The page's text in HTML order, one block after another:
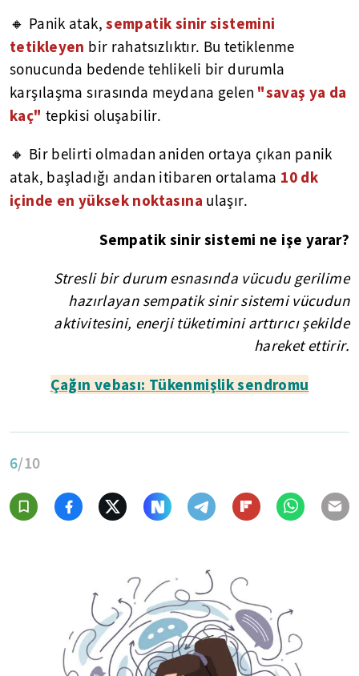
🔸 Panik atak,sempatik sinir sistemini
tetikleyen bir rahatsızlıktır. Bu tetiklenme
sonucunda bedende tehlikeli bir durumla
karşılaşma sırasında meydana gelen "savaş ya da
kaç" tepkisi oluşabilir.
🔸 Bir belirti olmadan aniden ortaya çıkan panik
atak, başladığı andan itibaren ortalama 10 dk
içinde en yüksek noktasına ulaşır.
Sempatik sinir sistemi ne işe yarar?
Stresli bir durum esnasında vücudu gerilime
hazırlayan sempatik sinir sistemi vücudun
aktivitesini, enerji tüketimini arttırıcı şekilde
hareket ettirir.
Çağın vebası: Tükenmişlik sendromu
6/10